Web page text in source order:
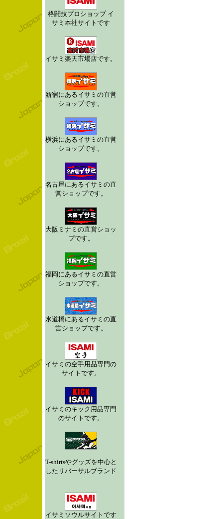
格闘技プロショップ イ
サミ本社サイトです
イサミ楽天市場店です。
新宿にあるイサミの直営
ショップです。
横浜にあるイサミの直営
ショップです。
名古屋にあるイサミの直
営ショップです。
大阪ミナミの直営ショッ
プです。
福岡にあるイサミの直営
ショップです。
水道橋にあるイサミの直
営ショップです。
イサミの空手用品専門の
サイトです。
イサミのキック用品専門
のサイトです。
T-shirtsやグッズを中心と
したリバーサルブランド
イサミソウルサイトです